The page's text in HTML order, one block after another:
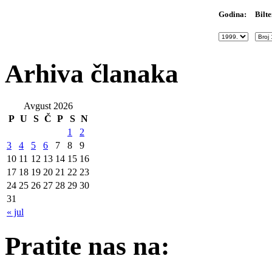
Godina:
Arhiva članaka
Avgust 2026
P U S Č P S N
« jul
1
2
3
4 5 6 7 8
9
10 11 12 13 14 15 16
17 18 19 20 21 22 23
24 25 26 27 28 29 30
31
Pratite nas na: